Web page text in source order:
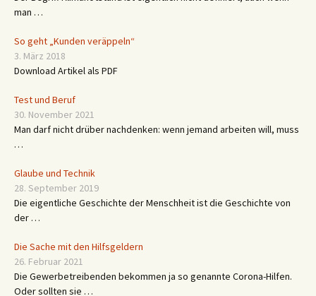
man …
So geht „Kunden veräppeln“
3. März 2018
Download Artikel als PDF
Test und Beruf
30. November 2021
Man darf nicht drüber nachdenken: wenn jemand arbeiten will, muss
…
Glaube und Technik
28. September 2019
Die eigentliche Geschichte der Menschheit ist die Geschichte von
der …
Die Sache mit den Hilfsgeldern
26. Februar 2021
Die Gewerbetreibenden bekommen ja so genannte Corona-Hilfen.
Oder sollten sie …